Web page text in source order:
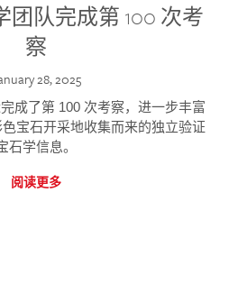
团队完成第 100 次考
察
28, 2025
成了第 100 次考察，进一步丰富
宝石开采地收集而来的独立验证
石学信息。
阅读更多